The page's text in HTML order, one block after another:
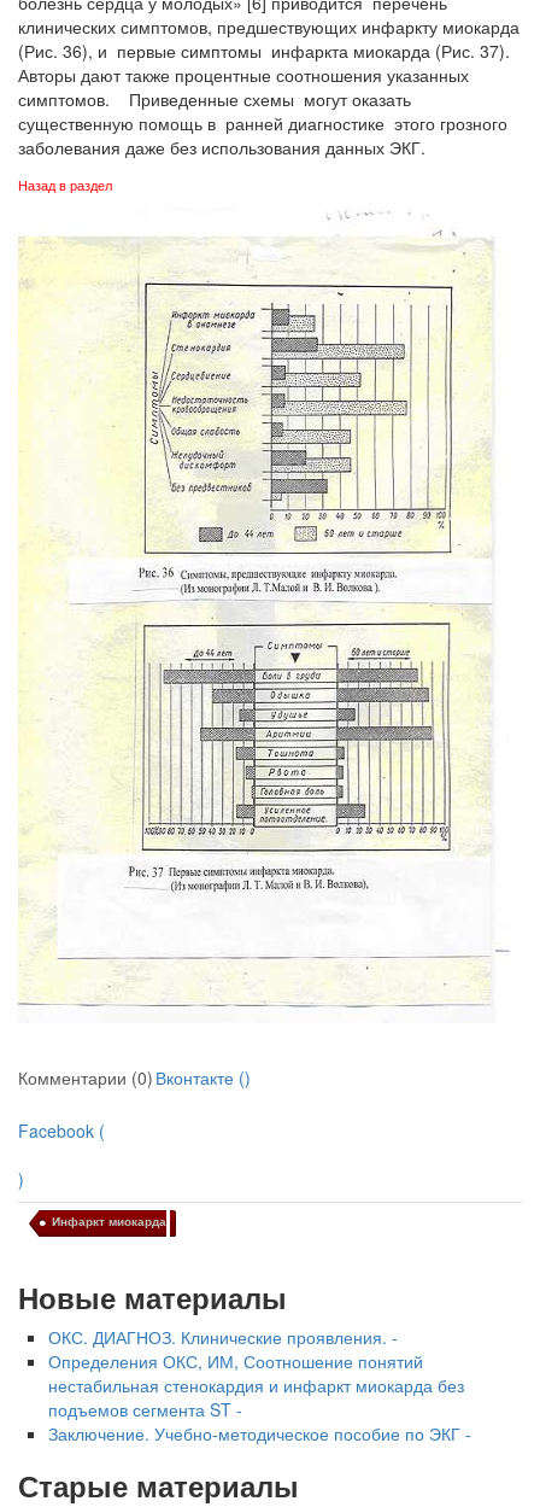
клинических симптомов, предшествующих инфаркту миокарда
(Рис. 36), и первые симптомы инфаркта миокарда (Рис. 37).
Авторы дают также процентные соотношения указанных
симптомов. Приведенные схемы могут оказать
существенную помощь в ранней диагностике этого грозного
заболевания даже без использования данных ЭКГ.
Назад в раздел
Комментарии (0) Вконтакте ()
Facebook (
)
Инфаркт миокарда
Новые материалы
ОКС. ДИАГНОЗ. Клинические проявления. -
Определения ОКС, ИМ, Соотношение понятий
нестабильная стенокардия и инфаркт миокарда без
подъемов сегмента ST -
Заключение. Учебно-методическое пособие по ЭКГ -
Старые материалы